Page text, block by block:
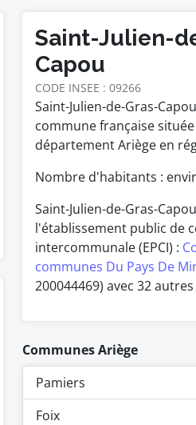
Saint-Julien-
Capou
CODE INSEE : 09266
Saint-Julien-de-Gras-
commune française
département Ariège en
Nombre d'habitants :
Saint-Julien-de-Gras-
l'établissement public de
intercommunale (EPCI) :
communes Du Pays De
200044469) avec 32
Communes Ariège
Pamiers
Foix